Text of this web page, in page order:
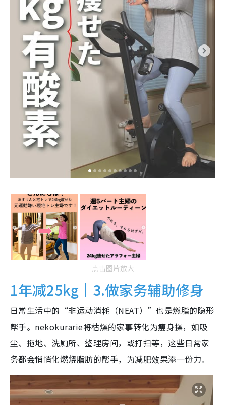
点击图片放大
1年减25kg｜3.做家务辅助修身
日常生活中的“非运动消耗（NEAT）”也是燃脂的隐形
帮手。nekokurarie将枯燥的家事转化为瘦身操，如吸
尘、拖地、洗厕所、整理房间，或打扫等，这些日常家
务都会悄悄化燃烧脂肪的帮手，为减肥效果添一份力。